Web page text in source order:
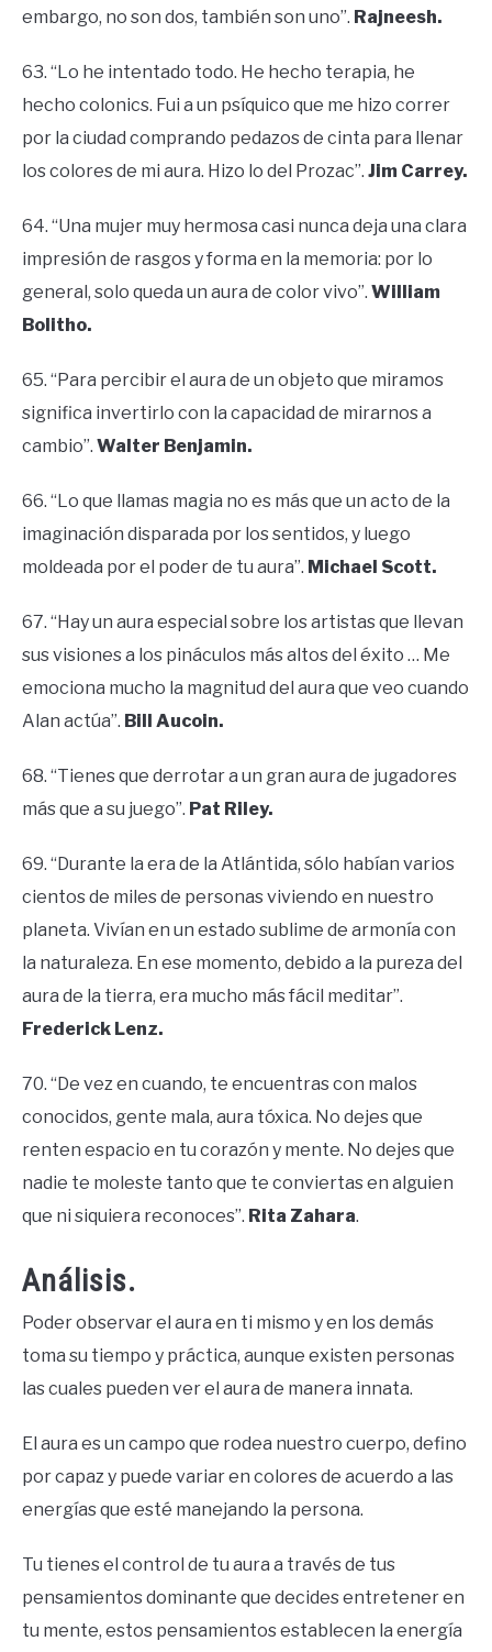
embargo, no son dos, también son uno”. Rajneesh.
63. “Lo he intentado todo. He hecho terapia, he
hecho colonics. Fui a un psíquico que me hizo correr
por la ciudad comprando pedazos de cinta para llenar
los colores de mi aura. Hizo lo del Prozac”. Jim Carrey.
64. “Una mujer muy hermosa casi nunca deja una clara
impresión de rasgos y forma en la memoria: por lo
general, solo queda un aura de color vivo”. William
Bolitho.
65. “Para percibir el aura de un objeto que miramos
significa invertirlo con la capacidad de mirarnos a
cambio”. Walter Benjamin.
66. “Lo que llamas magia no es más que un acto de la
imaginación disparada por los sentidos, y luego
moldeada por el poder de tu aura”. Michael Scott.
67. “Hay un aura especial sobre los artistas que llevan
sus visiones a los pináculos más altos del éxito … Me
emociona mucho la magnitud del aura que veo cuando
Alan actúa”. Bill Aucoin.
68. “Tienes que derrotar a un gran aura de jugadores
más que a su juego”. Pat Riley.
69. “Durante la era de la Atlántida, sólo habían varios
cientos de miles de personas viviendo en nuestro
planeta. Vivían en un estado sublime de armonía con
la naturaleza. En ese momento, debido a la pureza del
aura de la tierra, era mucho más fácil meditar”.
Frederick Lenz.
70. “De vez en cuando, te encuentras con malos
conocidos, gente mala, aura tóxica. No dejes que
renten espacio en tu corazón y mente. No dejes que
nadie te moleste tanto que te conviertas en alguien
que ni siquiera reconoces”. Rita Zahara.
Análisis.
Poder observar el aura en ti mismo y en los demás
toma su tiempo y práctica, aunque existen personas
las cuales pueden ver el aura de manera innata.
El aura es un campo que rodea nuestro cuerpo, defino
por capaz y puede variar en colores de acuerdo a las
energías que esté manejando la persona.
Tu tienes el control de tu aura a través de tus
pensamientos dominante que decides entretener en
tu mente, estos pensamientos establecen la energía